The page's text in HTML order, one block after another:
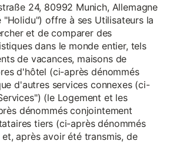
24, 80992 Munich, Allemagne
"Holidu") offre à ses Utilisateurs la
et de comparer des
dans le monde entier, tels
de vacances, maisons de
d'hôtel (ci-après dénommés
d'autres services connexes (ci-
(le Logement et les
dénommés conjointement
tiers (ci-après dénommés
après avoir été transmis, de